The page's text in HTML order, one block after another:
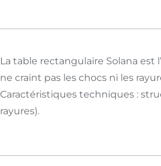
La table rectangulaire Solana est
ne craint pas les chocs ni les
Caractéristiques techniques :
rayures).